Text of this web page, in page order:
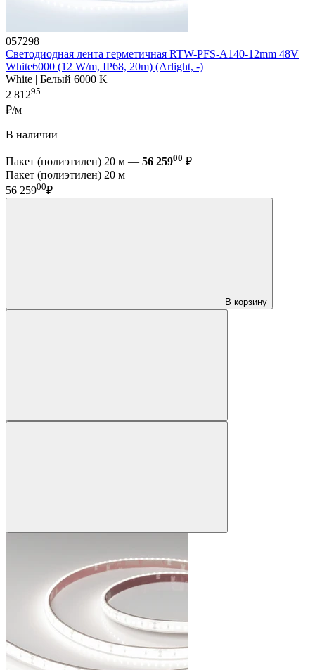
057298
Светодиодная лента герметичная RTW-PFS-A140-12mm 48V
White6000 (12 W/m, IP68, 20m) (Arlight, -)
White | Белый 6000 K
2 81295
₽/м
В наличии
Пакет (полиэтилен) 20 м — 56 25900 ₽
Пакет (полиэтилен) 20 м
56 25900₽
В корзину